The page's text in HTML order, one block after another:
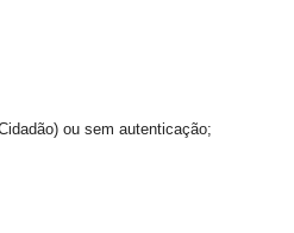
ou sem autenticação;